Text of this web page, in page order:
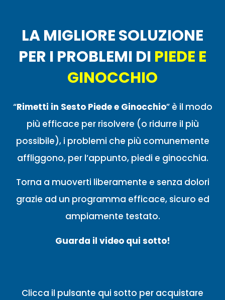
LA MIGLIORE SOLUZIONE
PER I PROBLEMI DI PIEDE E
GINOCCHIO
“Rimetti in Sesto Piede e Ginocchio” è il modo
più efficace per risolvere (o ridurre il più
possibile), i problemi che più comunemente
affliggono, per l’appunto, piedi e ginocchia.
Torna a muoverti liberamente e senza dolori
grazie ad un programma efficace, sicuro ed
ampiamente testato.
Guarda il video qui sotto!
Clicca il pulsante qui sotto per acquistare